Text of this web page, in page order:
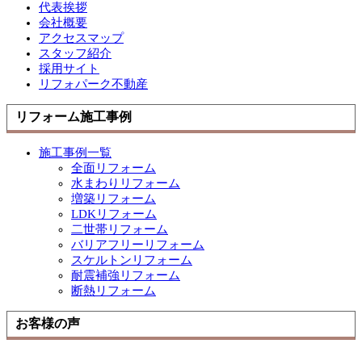
代表挨拶
会社概要
アクセスマップ
スタッフ紹介
採用サイト
リフォパーク不動産
リフォーム施工事例
施工事例一覧
全面リフォーム
水まわりリフォーム
増築リフォーム
LDKリフォーム
二世帯リフォーム
バリアフリーリフォーム
スケルトンリフォーム
耐震補強リフォーム
断熱リフォーム
お客様の声